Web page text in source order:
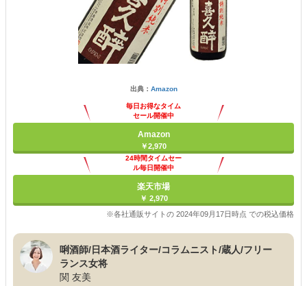
出典： Amazon
毎日お得なタイム
セール開催中
Amazon
￥2,970
24時間タイムセー
ル毎日開催中
楽天市場
￥ 2,970
※各社通販サイトの 2024年09月17日時点 での税込価格
唎酒師/日本酒ライター/コラムニスト/蔵人/フリー
ランス女将
関 友美